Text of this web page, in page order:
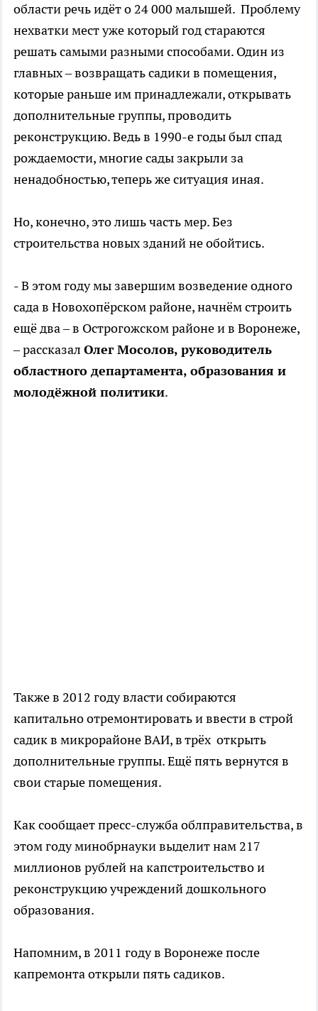
области речь идёт о 24 000 малышей. Проблему
нехватки мест уже который год стараются
решать самыми разными способами. Один из
главных – возвращать садики в помещения,
которые раньше им принадлежали, открывать
дополнительные группы, проводить
реконструкцию. Ведь в 1990-е годы был спад
рождаемости, многие сады закрыли за
ненадобностью, теперь же ситуация иная.
Но, конечно, это лишь часть мер. Без
строительства новых зданий не обойтись.
- В этом году мы завершим возведение одного
сада в Новохопёрском районе, начнём строить
ещё два – в Острогожском районе и в Воронеже,
– рассказал Олег Мосолов, руководитель
областного департамента, образования и
молодёжной политики.
Также в 2012 году власти собираются
капитально отремонтировать и ввести в строй
садик в микрорайоне ВАИ, в трёх открыть
дополнительные группы. Ещё пять вернутся в
свои старые помещения.
Как сообщает пресс-служба облправительства, в
этом году минобрнауки выделит нам 217
миллионов рублей на капстроительство и
реконструкцию учреждений дошкольного
образования.
Напомним, в 2011 году в Воронеже после
капремонта открыли пять садиков.